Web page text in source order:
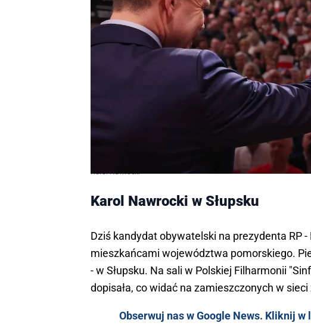
Karol Nawrocki
Karol Nawrocki w Słupsku
Dziś kandydat obywatelski na prezydenta RP
mieszkańcami województwa pomorskiego.
- w Słupsku. Na sali w Polskiej Filharmonii
dopisała, co widać na zamieszczonych w
Obserwuj nas w Google News. Kliknij